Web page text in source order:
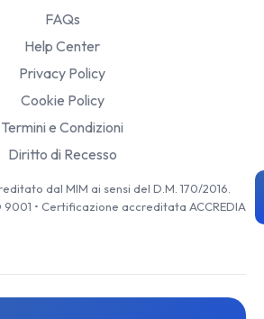
FAQs
Help Center
Privacy Policy
Cookie Policy
Termini e Condizioni
Diritto di Recesso
dal MIM ai sensi del D.M. 170/2016.
• Certificazione accreditata ACCREDIA